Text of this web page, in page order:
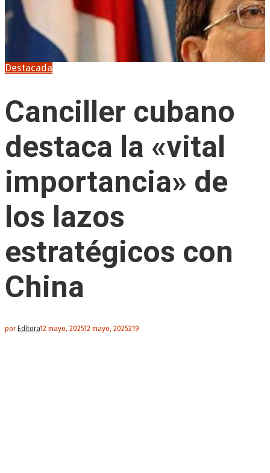
Destacada
Canciller cubano
destaca la «vital
importancia» de
los lazos
estratégicos con
China
por Editora12 mayo, 202512 mayo, 2025219